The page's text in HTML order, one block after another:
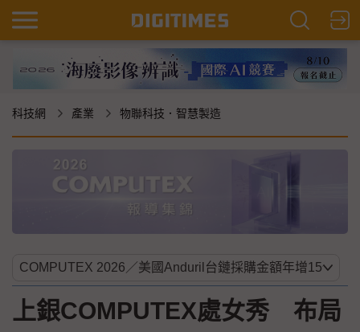
科技網 產業 物聯科技．智慧製造
上銀COMPUTEX處女秀 布局